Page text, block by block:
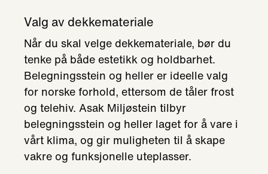
Valg av dekkemateriale
Når du skal velge dekkemateriale, bør du
tenke på både estetikk og holdbarhet.
Belegningsstein og heller er ideelle valg
for norske forhold, ettersom de tåler frost
og telehiv. Asak Miljøstein tilbyr
belegningsstein og heller laget for å vare i
vårt klima, og gir muligheten til å skape
vakre og funksjonelle uteplasser.